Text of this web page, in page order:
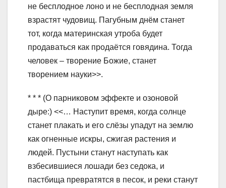
не бесплодное лоно и не бесплодная земля
взрастят чудовищ. Пагубным днём станет
тот, когда материнская утроба будет
продаваться как продаётся говядина. Тогда
человек – творение Божие, станет
творением науки>>.
* * * (О парниковом эффекте и озоновой
дыре:) <<… Наступит время, когда солнце
станет плакать и его слёзы упадут на землю
как огненные искры, сжигая растения и
людей. Пустыни станут наступать как
взбесившиеся лошади без седока, и
пастбища превратятся в песок, и реки станут